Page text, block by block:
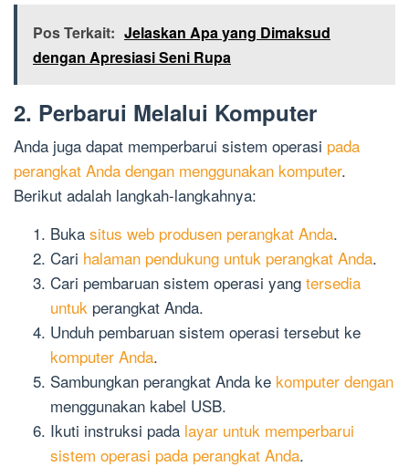
Pos Terkait: Jelaskan Apa yang Dimaksud
dengan Apresiasi Seni Rupa
2. Perbarui Melalui Komputer
Anda juga dapat memperbarui sistem operasi pada
perangkat Anda dengan menggunakan komputer.
Berikut adalah langkah-langkahnya:
Buka situs web produsen perangkat Anda.
Cari halaman pendukung untuk perangkat Anda.
Cari pembaruan sistem operasi yang tersedia
untuk perangkat Anda.
Unduh pembaruan sistem operasi tersebut ke
komputer Anda.
Sambungkan perangkat Anda ke komputer dengan
menggunakan kabel USB.
Ikuti instruksi pada layar untuk memperbarui
sistem operasi pada perangkat Anda.